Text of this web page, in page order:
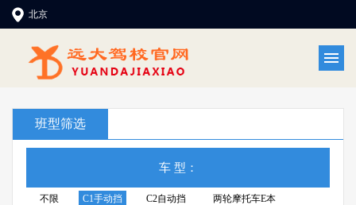
北京
班型筛选
车 型：
不限 C1手动挡 C2自动挡
两轮摩托车E本